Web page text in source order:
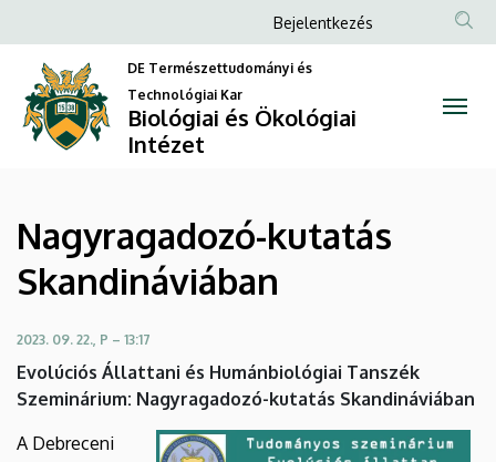
kutatás
Skandináviában
és
Ökológiai
Intézet
a
tartalomra
Anonim
Felhasználói
fiók
menüje
Bejelentkezés
DE Természettudományi és
Technológiai Kar
Biológiai és Ökológiai
Intézet
Nagyragadozó-kutatás
Skandináviában
2023. 09. 22., P – 13:17
Evolúciós Állattani és Humánbiológiai Tanszék
Szeminárium: Nagyragadozó-kutatás Skandináviában
A Debreceni